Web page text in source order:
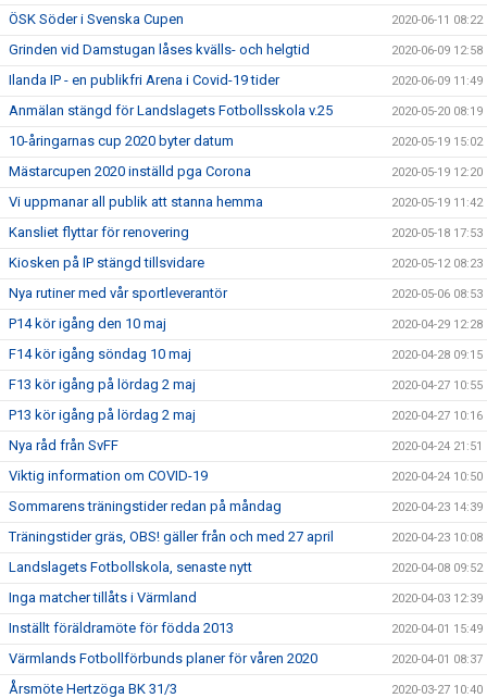
ÖSK Söder i Svenska Cupen 2020-06-11 08:22
Grinden vid Damstugan låses kvälls- och helgtid 2020-06-09 12:58
Ilanda IP - en publikfri Arena i Covid-19 tider 2020-06-09 11:49
Anmälan stängd för Landslagets Fotbollsskola v.25 2020-05-20 08:19
10-åringarnas cup 2020 byter datum 2020-05-19 15:02
Mästarcupen 2020 inställd pga Corona 2020-05-19 12:20
Vi uppmanar all publik att stanna hemma 2020-05-19 11:42
Kansliet flyttar för renovering 2020-05-18 17:53
Kiosken på IP stängd tillsvidare 2020-05-12 08:23
Nya rutiner med vår sportleverantör 2020-05-06 08:53
P14 kör igång den 10 maj 2020-04-29 12:28
F14 kör igång söndag 10 maj 2020-04-28 09:15
F13 kör igång på lördag 2 maj 2020-04-27 10:55
P13 kör igång på lördag 2 maj 2020-04-27 10:16
Nya råd från SvFF 2020-04-24 21:51
Viktig information om COVID-19 2020-04-24 10:50
Sommarens träningstider redan på måndag 2020-04-23 14:39
Träningstider gräs, OBS! gäller från och med 27 april 2020-04-23 10:08
Landslagets Fotbollskola, senaste nytt 2020-04-08 09:52
Inga matcher tillåts i Värmland 2020-04-03 12:39
Inställt föräldramöte för födda 2013 2020-04-01 15:49
Värmlands Fotbollförbunds planer för våren 2020 2020-04-01 08:37
Årsmöte Hertzöga BK 31/3 2020-03-27 10:40